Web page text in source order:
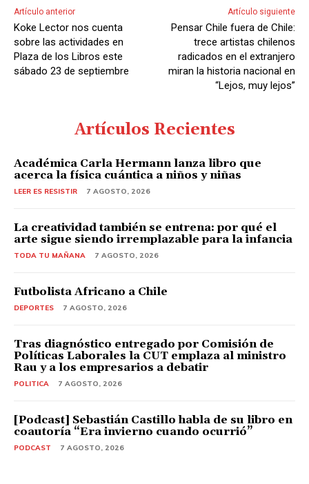
Artículo anterior
Koke Lector nos cuenta
sobre las actividades en
Plaza de los Libros este
sábado 23 de septiembre
Artículo siguiente
Pensar Chile fuera de Chile:
trece artistas chilenos
radicados en el extranjero
miran la historia nacional en
“Lejos, muy lejos”
Artículos Recientes
Académica Carla Hermann lanza libro que
acerca la física cuántica a niños y niñas
LEER ES RESISTIR 7 AGOSTO, 2026
La creatividad también se entrena: por qué el
arte sigue siendo irremplazable para la infancia
TODA TU MAÑANA 7 AGOSTO, 2026
Futbolista Africano a Chile
DEPORTES 7 AGOSTO, 2026
Tras diagnóstico entregado por Comisión de
Políticas Laborales la CUT emplaza al ministro
Rau y a los empresarios a debatir
POLITICA 7 AGOSTO, 2026
[Podcast] Sebastián Castillo habla de su libro en
coautoría “Era invierno cuando ocurrió”
PODCAST 7 AGOSTO, 2026